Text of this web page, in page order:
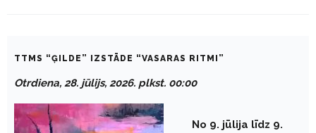
TTMS “ĢILDE” IZSTĀDE “VASARAS RITMI”
Otrdiena, 28. jūlijs, 2026. plkst. 00:00
No 9. jūlija līdz 9.